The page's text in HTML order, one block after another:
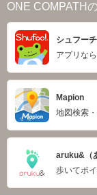
ONE COMPATH
シュフー
アプリな
Mapion
地図検索
aruku&（
歩いてポ